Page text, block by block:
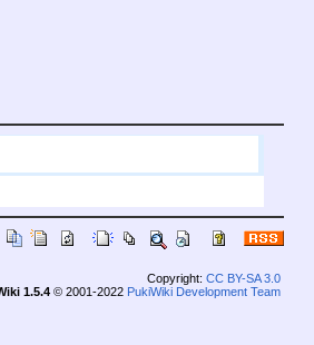
Copyright: CC BY-SA 3.0
1.5.4© 2001-2022 PukiWiki Development Team